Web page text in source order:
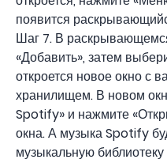
появится
Шаг 7. В
«Добавить», затем
откроется новое окно с
хранилищем. В новом
Spotify» и нажмите
окна. А музыка Spotify
музыкальную библиотеку